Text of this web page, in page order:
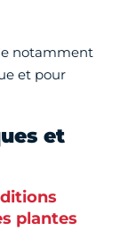
notamment
et pour
et
plantes